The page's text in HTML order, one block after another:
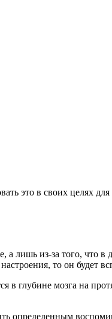
это в своих целях
а лишь из-за того,
то он будет
в глубине мозга на
определенным